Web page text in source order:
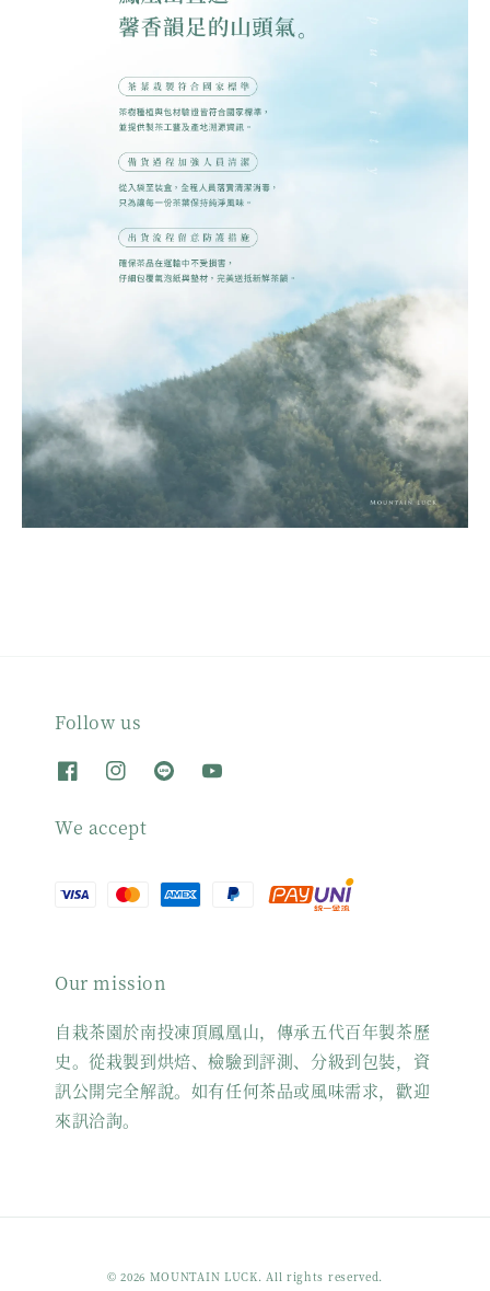
Follow us
We accept
Our mission
自栽茶園於南投凍頂鳳凰山，傳承五代百年製茶歷
史。從栽製到烘焙、檢驗到評測、分級到包裝，資
訊公開完全解說。如有任何茶品或風味需求，歡迎
來訊洽詢。
© 2026 MOUNTAIN LUCK. All rights reserved.